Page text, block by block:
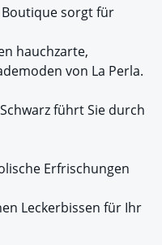
Boutique sorgt für
hauchzarte,
von La Perla.
führt Sie durch
Erfrischungen
Leckerbissen für Ihr